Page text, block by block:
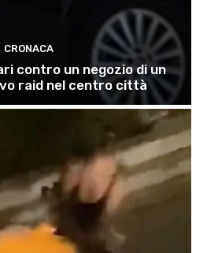
CRONACA
contro un negozio di un
raid nel centro città